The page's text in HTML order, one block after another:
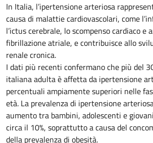
In Italia, l’ipertensione arteriosa
causa di malattie cardiovascolari, come
l’ictus cerebrale, lo scompenso cardiaco e
fibrillazione atriale, e contribuisce allo
renale cronica.
I dati più recenti confermano che più del
italiana adulta è affetta da ipertensione
percentuali ampiamente superiori nelle
età. La prevalenza di ipertensione
aumento tra bambini, adolescenti e
circa il 10%, soprattutto a causa del
della prevalenza di obesità.